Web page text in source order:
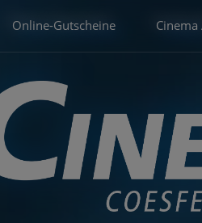
Online-Gutscheine Cinema